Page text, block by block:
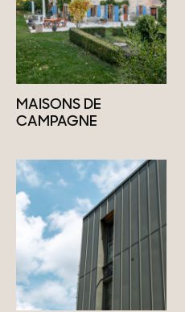
MAISONS DE
CAMPAGNE